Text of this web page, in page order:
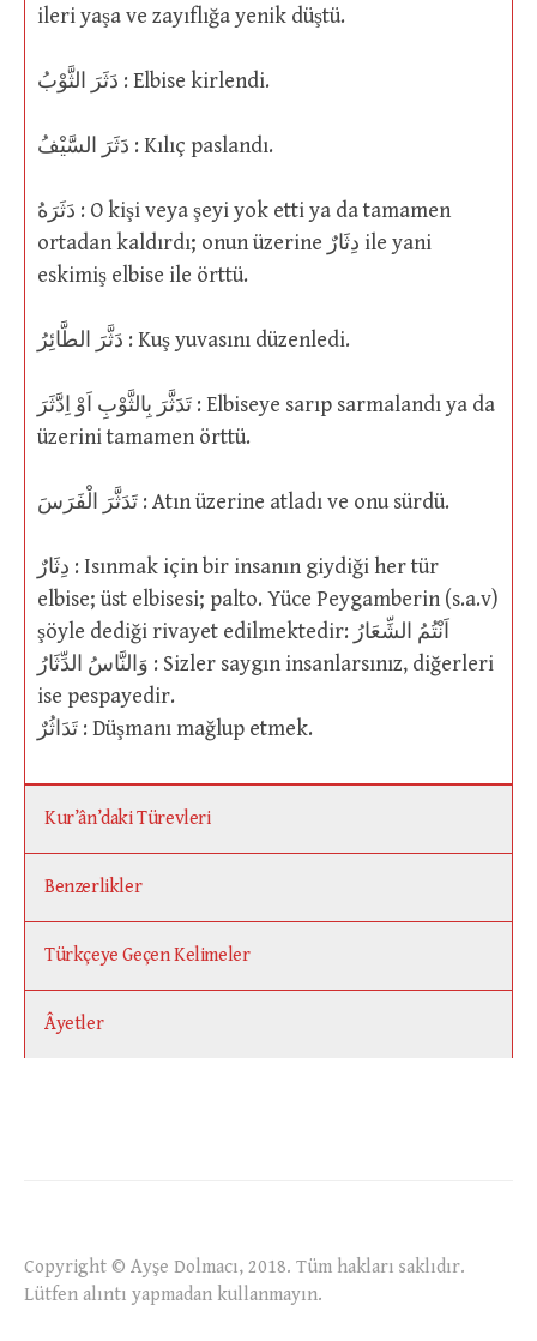
ileri yaşa ve zayıflığa yenik düştü.
دَثَرَ الثَّوْبُ : Elbise kirlendi.
دَثَرَ السَّيْفُ : Kılıç paslandı.
دَثَرَهُ : O kişi veya şeyi yok etti ya da tamamen
ortadan kaldırdı; onun üzerine دِثَارٌ ile yani
eskimiş elbise ile örttü.
دَثَّرَ الطَّائِرُ : Kuş yuvasını düzenledi.
تَدَثَّرَ بِالثَّوْبِ اَوْ اِدَّثَرَ : Elbiseye sarıp sarmalandı ya da
üzerini tamamen örttü.
تَدَثَّرَ الْفَرَسَ : Atın üzerine atladı ve onu sürdü.
دِثَارٌ : Isınmak için bir insanın giydiği her tür
elbise; üst elbisesi; palto. Yüce Peygamberin (s.a.v)
şöyle dediği rivayet edilmektedir: اَنْتُمُ الشِّعَارُ
وَالنَّاسُ الدِّثَارُ : Sizler saygın insanlarsınız, diğerleri
ise pespayedir.
تَدَاثُرٌ : Düşmanı mağlup etmek.
Kur’ân’daki Türevleri
Benzerlikler
Türkçeye Geçen Kelimeler
Âyetler
Copyright © Ayşe Dolmacı, 2018. Tüm hakları saklıdır.
Lütfen alıntı yapmadan kullanmayın.